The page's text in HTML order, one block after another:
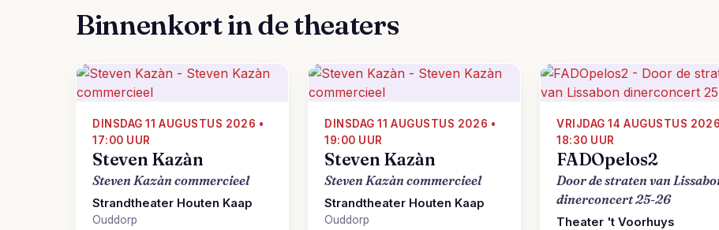
Binnenkort in de theaters
DINSDAG 11 AUGUSTUS 2026 •
17:00 UUR
Steven Kazàn
Steven Kazàn commercieel
Strandtheater Houten Kaap
Ouddorp
DINSDAG 11 AUGUSTUS 2026 •
19:00 UUR
Steven Kazàn
Steven Kazàn commercieel
Strandtheater Houten Kaap
Ouddorp
VRIJDAG 14 AUGUSTUS
18:30 UUR
FADOpelos2
Door de straten van
dinerconcert 25-26
Theater 't Voorhuys